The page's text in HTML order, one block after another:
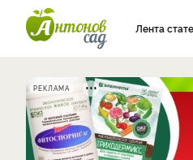
Лента
РЕКЛАМА